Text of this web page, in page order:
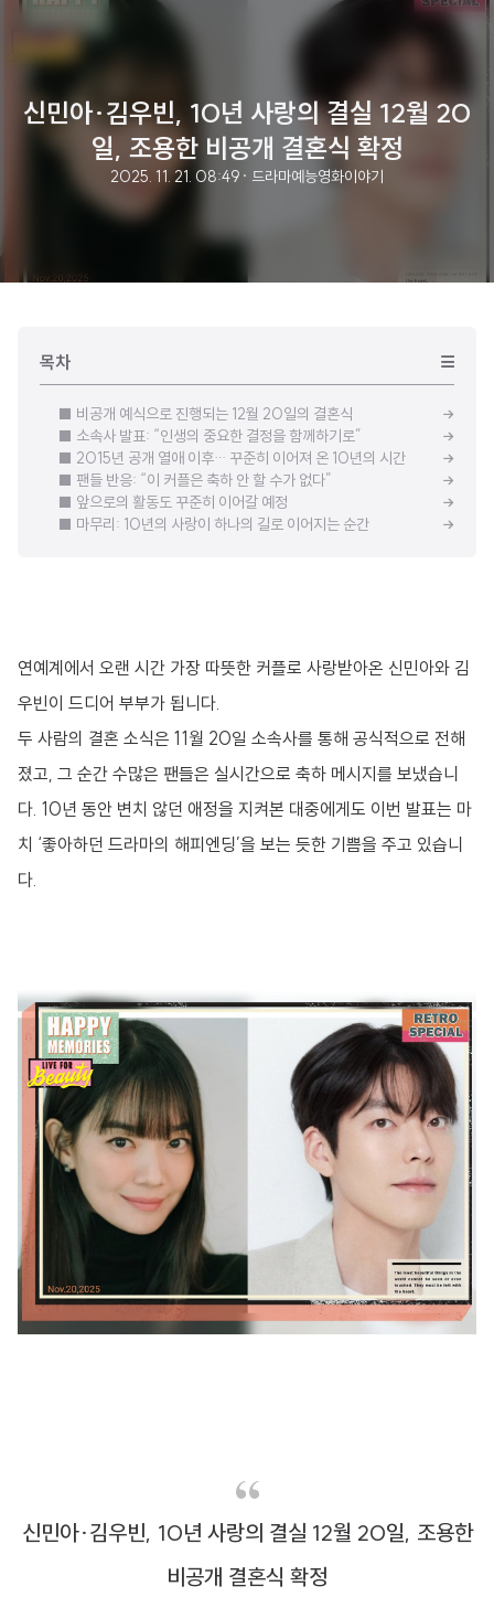
신민아·김우빈, 10년 사랑의 결실 12월 20
일, 조용한 비공개 결혼식 확정
2025. 11. 21. 08:49 · 드라마예능영화이야기
목차
■ 비공개 예식으로 진행되는 12월 20일의 결혼식
■ 소속사 발표: “인생의 중요한 결정을 함께하기로”
■ 2015년 공개 열애 이후… 꾸준히 이어져 온 10년의 시간
■ 팬들 반응: “이 커플은 축하 안 할 수가 없다”
■ 앞으로의 활동도 꾸준히 이어갈 예정
■ 마무리: 10년의 사랑이 하나의 길로 이어지는 순간
연예계에서 오랜 시간 가장 따뜻한 커플로 사랑받아온 신민아와 김
우빈이 드디어 부부가 됩니다.
두 사람의 결혼 소식은 11월 20일 소속사를 통해 공식적으로 전해
졌고, 그 순간 수많은 팬들은 실시간으로 축하 메시지를 보냈습니
다. 10년 동안 변치 않던 애정을 지켜본 대중에게도 이번 발표는 마
치 ‘좋아하던 드라마의 해피엔딩’을 보는 듯한 기쁨을 주고 있습니
다.
신민아·김우빈, 10년 사랑의 결실 12월 20일, 조용한
비공개 결혼식 확정